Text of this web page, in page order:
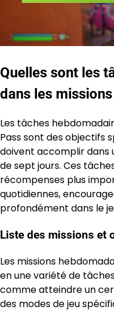
Quelles sont les
dans les
Les tâches
Pass sont des objectifs
doivent accomplir dans
de sept jours. Ces
récompenses plus
quotidiennes,
profondément dans le
Liste des missions et
Les missions
en une variété de
comme atteindre un
des modes de jeu